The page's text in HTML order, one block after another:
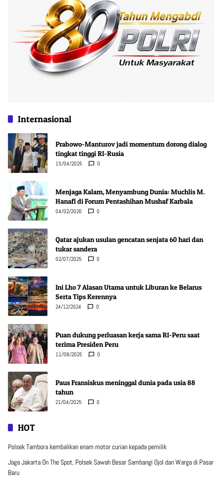
Internasional
Prabowo-Manturov jadi momentum dorong dialog
tingkat tinggi RI-Rusia
15/04/2025 0
Menjaga Kalam, Menyambung Dunia: Muchlis M.
Hanafi di Forum Pentashihan Mushaf Karbala
04/02/2026 0
Qatar ajukan usulan gencatan senjata 60 hari dan
tukar sandera
02/07/2025 0
Ini Lho 7 Alasan Utama untuk Liburan ke Belarus
Serta Tips Kerennya
24/12/2024 0
Puan dukung perluasan kerja sama RI-Peru saat
terima Presiden Peru
11/08/2025 0
Paus Fransiskus meninggal dunia pada usia 88
tahun
21/04/2025 0
HOT
Polsek Tambora kembalikan enam motor curian kepada pemilik
Jaga Jakarta On The Spot, Polsek Sawah Besar Sambangi Ojol dan Warga di Pasar
Baru